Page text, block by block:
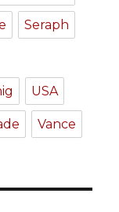
Seraph
USA
Vance